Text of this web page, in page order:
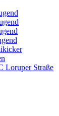
Loruper Straße